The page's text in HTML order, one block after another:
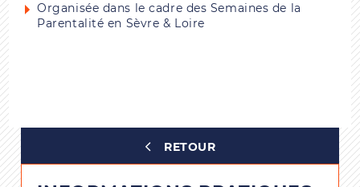
Organisée dans le cadre des Semaines de la
Parentalité en Sèvre & Loire
RETOUR